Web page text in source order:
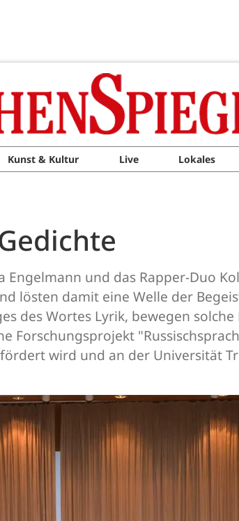
Kunst & Kultur Live Lokales
und das Rapper-Duo
lösten damit eine Welle der
des Wortes Lyrik, bewegen
Forschungsprojekt
wird und an der Universität